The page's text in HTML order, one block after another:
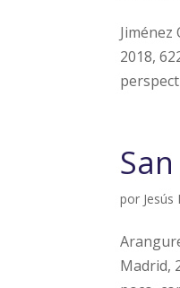
2018,
por
Madrid,